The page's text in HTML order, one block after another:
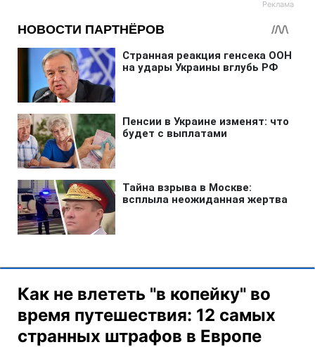
Как не влететь "в копейку" во
время путешествия: 12 самых
странных штрафов в Европе